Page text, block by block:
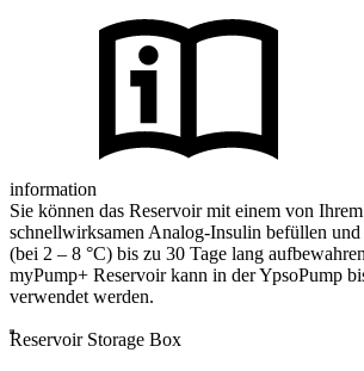
information
Sie können das Reservoir mit einem von
schnellwirksamen Analog-Insulin befüllen
(bei 2 – 8 °C) bis zu 30 Tage lang
myPump+ Reservoir kann in der YpsoPump
verwendet werden.
Reservoir Storage Box